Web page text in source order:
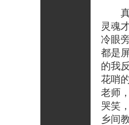
真
灵魂
冷眼
都是
的我
花哨
老师
哭笑
乡间